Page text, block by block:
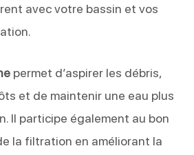
avec votre bassin et vos
permet d’aspirer les débris,
et de maintenir une eau plus
Il participe également au bon
la filtration en améliorant la